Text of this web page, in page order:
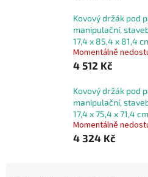
Kovový držák pod
manipulační,
17,4 x 85,4 x 81,4
Momentálně
4 512 Kč
Kovový držák pod
manipulační,
17,4 x 75,4 x 71,4 cm
Momentálně
4 324 Kč